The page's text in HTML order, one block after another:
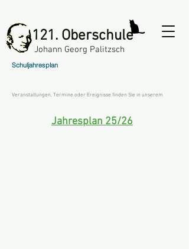
121. Oberschule
Johann Georg Palitzsch
Schuljahresplan
Veranstaltungen, Termine oder Ereignisse finden Sie in unserem
Jahresplan 25/26